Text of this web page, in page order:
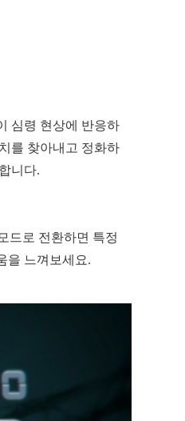
심령 현상에 반응하
를 찾아내고 정화하
니다.
드로 전환하면 특정
을 느껴보세요.